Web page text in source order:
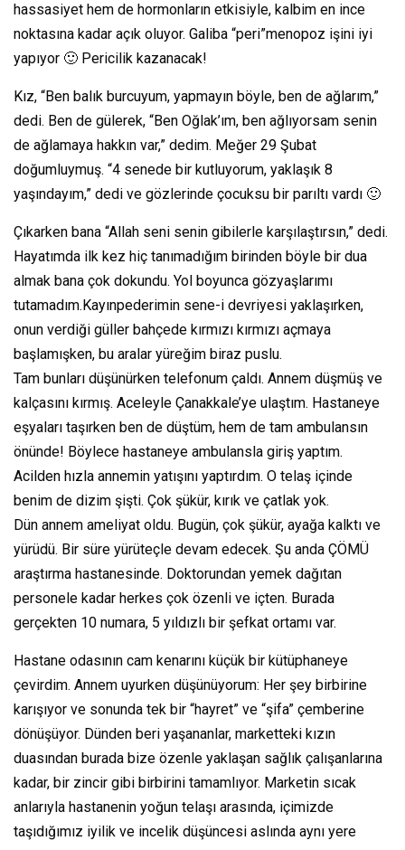
hassasiyet hem de hormonların etkisiyle, kalbim en ince
noktasına kadar açık oluyor. Galiba “peri”menopoz işini iyi
yapıyor 🙂 Pericilik kazanacak!
Kız, “Ben balık burcuyum, yapmayın böyle, ben de ağlarım,”
dedi. Ben de gülerek, “Ben Oğlak’ım, ben ağlıyorsam senin
de ağlamaya hakkın var,” dedim. Meğer 29 Şubat
doğumluymuş. “4 senede bir kutluyorum, yaklaşık 8
yaşındayım,” dedi ve gözlerinde çocuksu bir parıltı vardı 🙂
Çıkarken bana “Allah seni senin gibilerle karşılaştırsın,” dedi.
Hayatımda ilk kez hiç tanımadığım birinden böyle bir dua
almak bana çok dokundu. Yol boyunca gözyaşlarımı
tutamadım.Kayınpederimin sene-i devriyesi yaklaşırken,
onun verdiği güller bahçede kırmızı kırmızı açmaya
başlamışken, bu aralar yüreğim biraz puslu.
Tam bunları düşünürken telefonum çaldı. Annem düşmüş ve
kalçasını kırmış. Aceleyle Çanakkale’ye ulaştım. Hastaneye
eşyaları taşırken ben de düştüm, hem de tam ambulansın
önünde! Böylece hastaneye ambulansla giriş yaptım.
Acilden hızla annemin yatışını yaptırdım. O telaş içinde
benim de dizim şişti. Çok şükür, kırık ve çatlak yok.
Dün annem ameliyat oldu. Bugün, çok şükür, ayağa kalktı ve
yürüdü. Bir süre yürüteçle devam edecek. Şu anda ÇÖMÜ
araştırma hastanesinde. Doktorundan yemek dağıtan
personele kadar herkes çok özenli ve içten. Burada
gerçekten 10 numara, 5 yıldızlı bir şefkat ortamı var.
Hastane odasının cam kenarını küçük bir kütüphaneye
çevirdim. Annem uyurken düşünüyorum: Her şey birbirine
karışıyor ve sonunda tek bir “hayret” ve “şifa” çemberine
dönüşüyor. Dünden beri yaşananlar, marketteki kızın
duasından burada bize özenle yaklaşan sağlık çalışanlarına
kadar, bir zincir gibi birbirini tamamlıyor. Marketin sıcak
anlarıyla hastanenin yoğun telaşı arasında, içimizde
taşıdığımız iyilik ve incelik düşüncesi aslında aynı yere